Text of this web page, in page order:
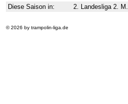
Diese Saison in:
2. Landesliga 2. M.
© 2026 by trampolin-liga.de